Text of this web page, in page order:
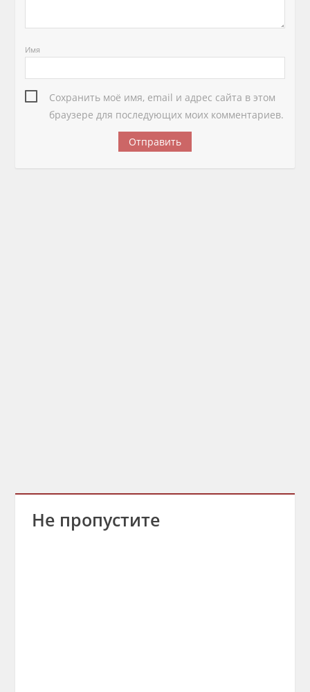
Имя
Сохранить моё имя, email и адрес сайта в этом
браузере для последующих моих комментариев.
Не пропустите